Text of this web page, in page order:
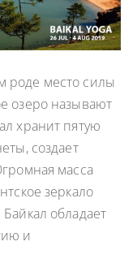
роде место силы
озеро называют
хранит пятую
создает
масса
зеркало
обладает
и